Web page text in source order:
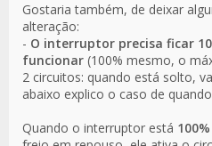
Gostaria também, de deixar
alteração:
- O interruptor precisa ficar
funcionar (100% mesmo, o
2 circuitos: quando está solto,
abaixo explico o caso de
Quando o interruptor está